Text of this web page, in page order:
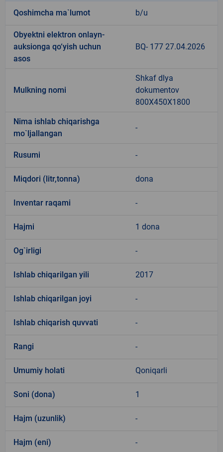
Qoshimcha ma`lumot b/u
Obyektni elektron onlayn-
auksionga qo‘yish uchun
asos
BQ- 177 27.04.2026
Mulkning nomi
Shkaf dlya
dokumentov
800X450X1800
Nima ishlab chiqarishga
mo`ljallangan
-
Rusumi -
Miqdori (litr,tonna) dona
Inventar raqami -
Hajmi 1 dona
Og`irligi -
Ishlab chiqarilgan yili 2017
Ishlab chiqarilgan joyi -
Ishlab chiqarish quvvati -
Rangi -
Umumiy holati Qoniqarli
Soni (dona) 1
Hajm (uzunlik) -
Hajm (eni) -